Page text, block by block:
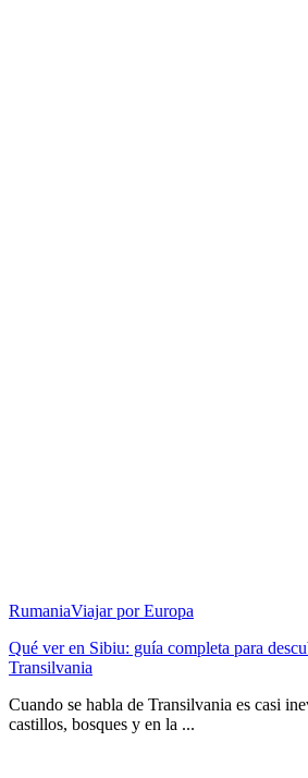
RumaniaViajar por Europa
Qué ver en Sibiu: guía completa para
Transilvania
Cuando se habla de Transilvania es casi
castillos, bosques y en la ...